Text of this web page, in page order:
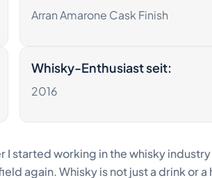
Arran Amarone Cask Finish
Whisky-Enthusiast seit:
2016
I started working in the whisky
again. Whisky is not just a drink or a